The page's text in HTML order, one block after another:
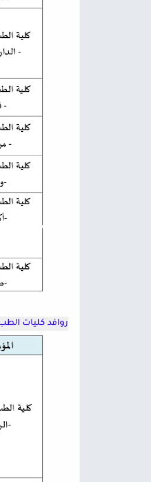
روافد كليات